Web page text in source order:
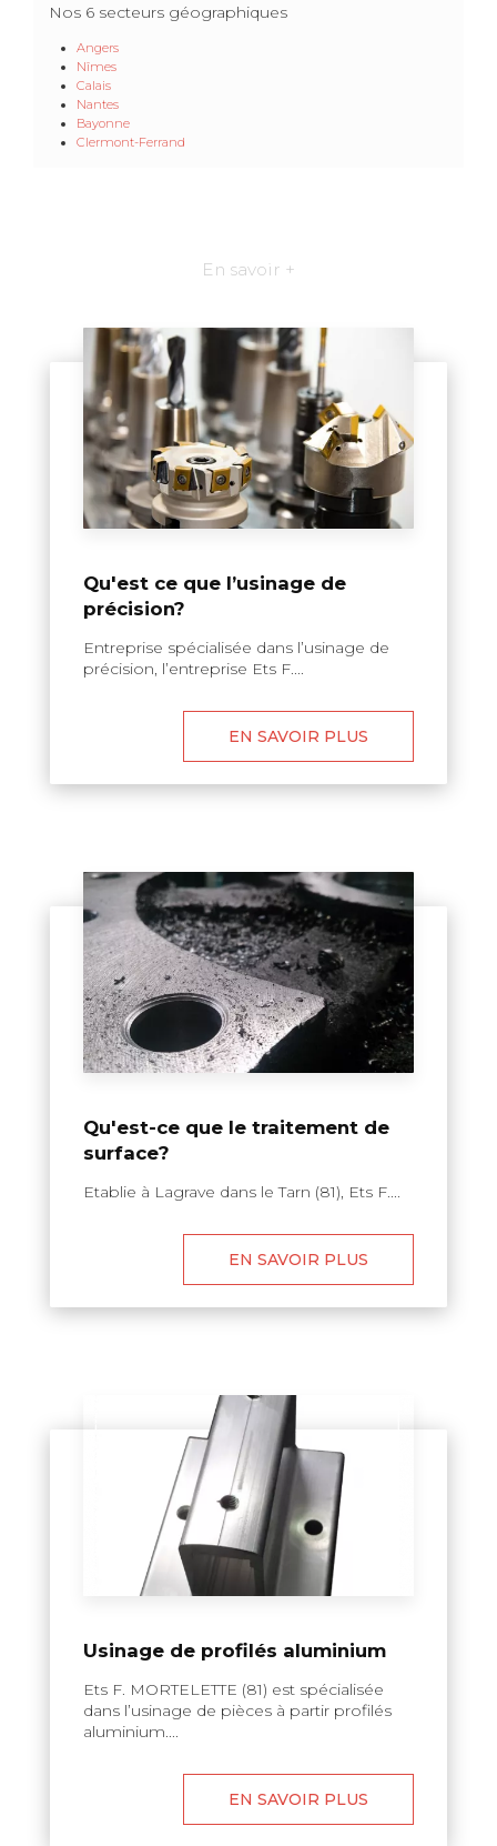
Nos 6 secteurs géographiques
Angers
Nîmes
Calais
Nantes
Bayonne
Clermont-Ferrand
En savoir +
Qu'est ce que l’usinage de
précision?
Entreprise spécialisée dans l’usinage de
précision, l’entreprise Ets F....
EN SAVOIR PLUS
Qu'est-ce que le traitement de
surface?
Etablie à Lagrave dans le Tarn (81), Ets F....
EN SAVOIR PLUS
Usinage de profilés aluminium
Ets F. MORTELETTE (81) est spécialisée
dans l’usinage de pièces à partir profilés
aluminium....
EN SAVOIR PLUS